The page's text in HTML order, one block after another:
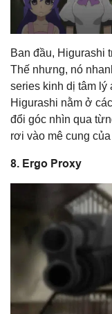
Ban đầu, Higurashi
Thế nhưng, nó
series kinh dị tâm lý
Higurashi nằm ở
đổi góc nhìn qua
rơi vào mê cung
8. Ergo Proxy